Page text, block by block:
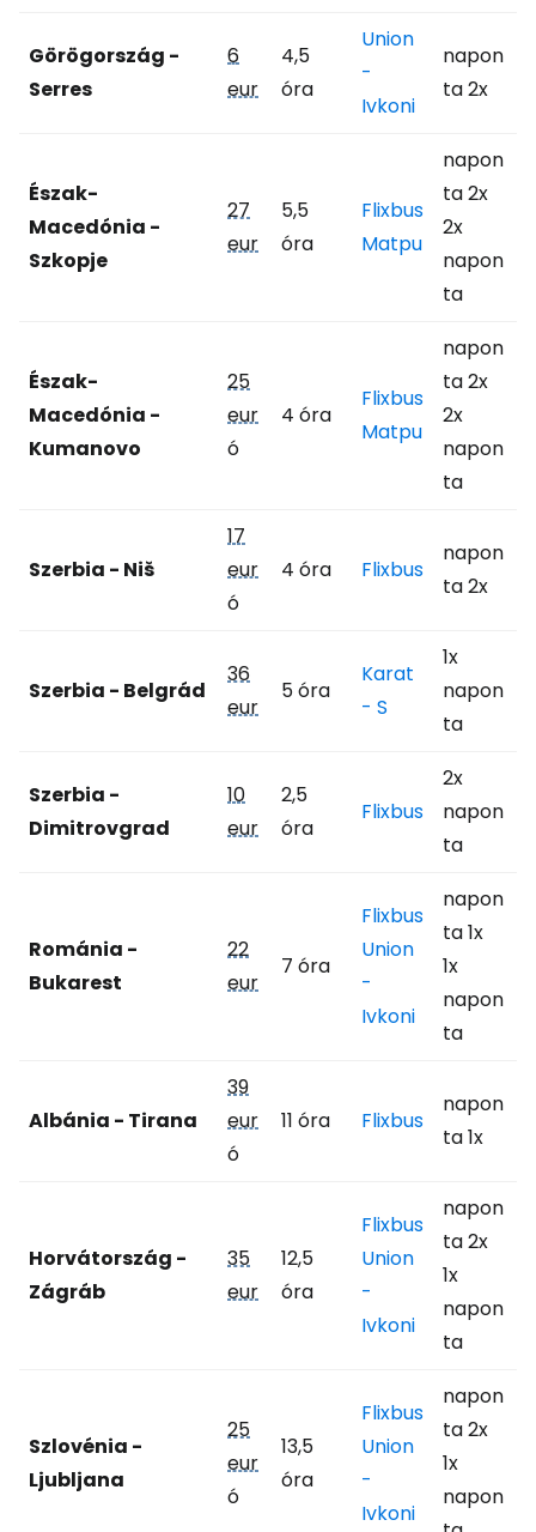
Görögország -
Serres
6
eur
4,5
óra
Union
-
Ivkoni
napon
ta 2x
Észak-
Macedónia -
Szkopje
27
eur
5,5
óra
Flixbus
Matpu
napon
ta 2x
2x
napon
ta
Észak-
Macedónia -
Kumanovo
25
eur
ó
4 óra
Flixbus
Matpu
napon
ta 2x
2x
napon
ta
Szerbia - Niš
17
eur
ó
4 óra Flixbus
napon
ta 2x
Szerbia - Belgrád
36
eur
5 óra
Karat
- S
1x
napon
ta
Szerbia -
Dimitrovgrad
10
eur
2,5
óra
Flixbus
2x
napon
ta
Románia -
Bukarest
22
eur
7 óra
Flixbus
Union
-
Ivkoni
napon
ta 1x
1x
napon
ta
Albánia - Tirana
39
eur
ó
11 óra Flixbus
napon
ta 1x
Horvátország -
Zágráb
35
eur
12,5
óra
Flixbus
Union
-
Ivkoni
napon
ta 2x
1x
napon
ta
Szlovénia -
Ljubljana
25
eur
ó
13,5
óra
Flixbus
Union
-
Ivkoni
napon
ta 2x
1x
napon